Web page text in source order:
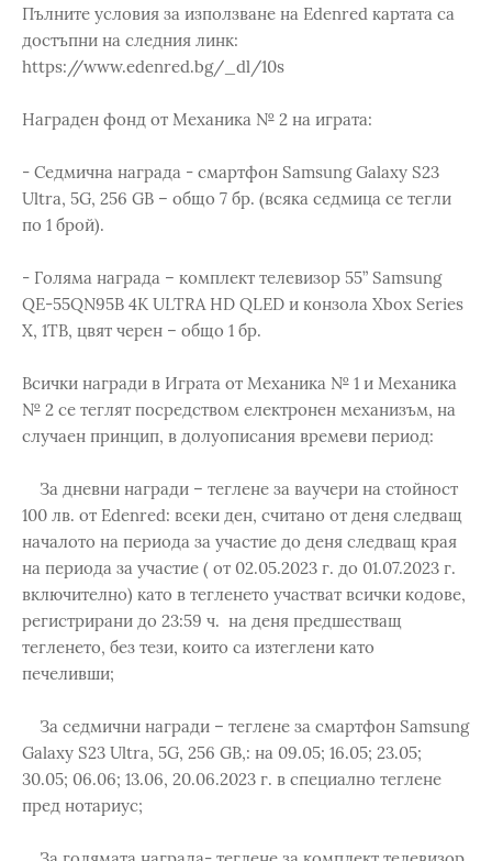
Пълните условия за използване на Edenred картата са
достъпни на следния линк:
https://www.edenred.bg/_dl/10s
Награден фонд от Механика № 2 на играта:
- Седмична награда - смартфон Samsung Galaxy S23
Ultra, 5G, 256 GB – общо 7 бр. (всяка седмица се тегли
по 1 брой).
- Голяма награда – комплект телевизор 55” Samsung
QE-55QN95B 4K ULTRA HD QLED и конзола Xbox Series
X, 1TB, цвят черен – общо 1 бр.
Всички награди в Играта от Механика № 1 и Механика
№ 2 се теглят посредством електронен механизъм, на
случаен принцип, в долуописания времеви период:
За дневни награди – теглене за ваучери на стойност
100 лв. от Edenred: всеки ден, считано от деня следващ
началото на периода за участие до деня следващ края
на периода за участие ( от 02.05.2023 г. до 01.07.2023 г.
включително) като в тегленето участват всички кодове,
регистрирани до 23:59 ч. на деня предшестващ
тегленето, без тези, които са изтеглени като
печеливши;
За седмични награди – теглене за смартфон Samsung
Galaxy S23 Ultra, 5G, 256 GB,: на 09.05; 16.05; 23.05;
30.05; 06.06; 13.06, 20.06.2023 г. в специално теглене
пред нотариус;